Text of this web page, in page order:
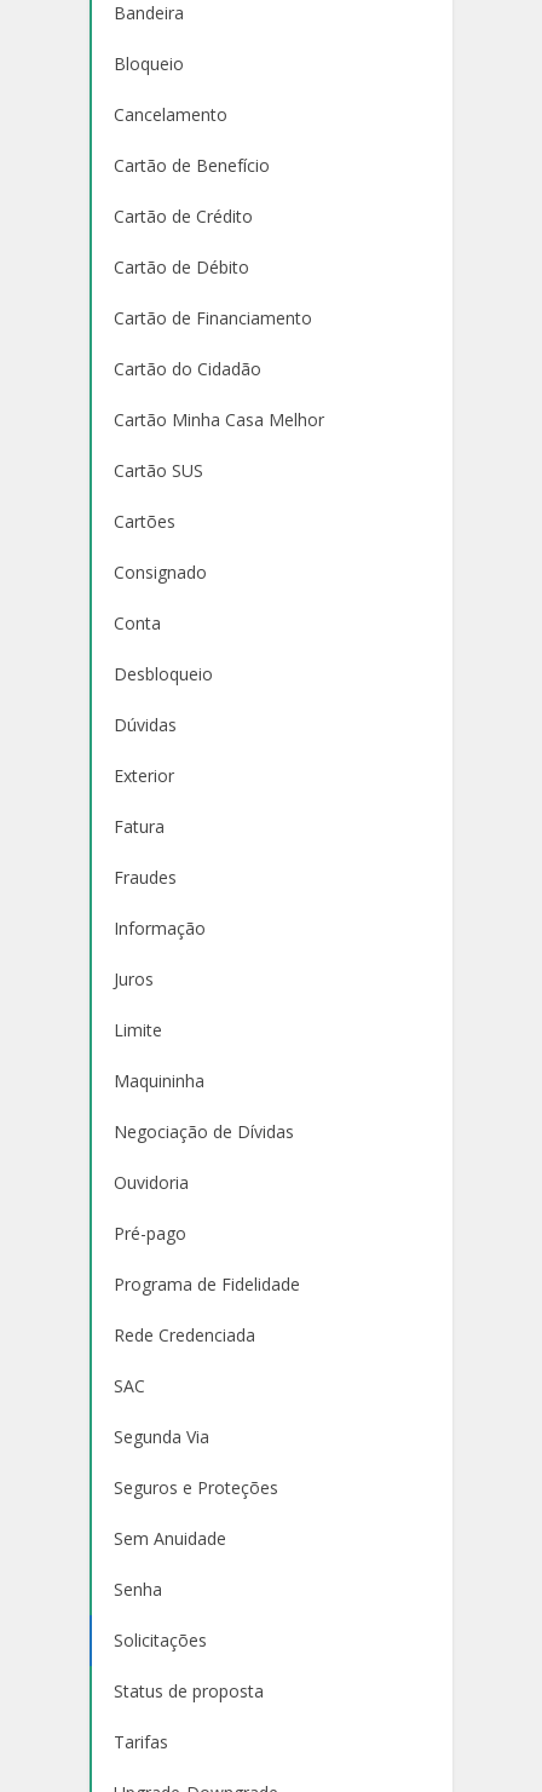
Bandeira
Bloqueio
Cancelamento
Cartão de Benefício
Cartão de Crédito
Cartão de Débito
Cartão de Financiamento
Cartão do Cidadão
Cartão Minha Casa Melhor
Cartão SUS
Cartões
Consignado
Conta
Desbloqueio
Dúvidas
Exterior
Fatura
Fraudes
Informação
Juros
Limite
Maquininha
Negociação de Dívidas
Ouvidoria
Pré-pago
Programa de Fidelidade
Rede Credenciada
SAC
Segunda Via
Seguros e Proteções
Sem Anuidade
Senha
Solicitações
Status de proposta
Tarifas